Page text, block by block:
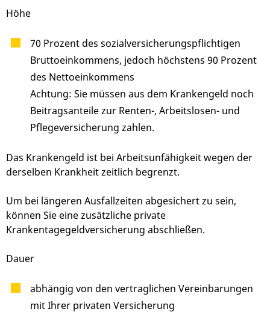
Höhe
70 Prozent des sozialversicherungspflichtigen
Bruttoeinkommens, jedoch höchstens 90 Prozent
des Nettoeinkommens
Achtung: Sie müssen aus dem Krankengeld noch
Beitragsanteile zur Renten-, Arbeitslosen- und
Pflegeversicherung zahlen.
Das Krankengeld ist bei Arbeitsunfähigkeit wegen der
derselben Krankheit zeitlich begrenzt.
Um bei längeren Ausfallzeiten abgesichert zu sein,
können Sie eine zusätzliche private
Krankentagegeldversicherung abschließen.
Dauer
abhängig von den vertraglichen Vereinbarungen
mit Ihrer privaten Versicherung